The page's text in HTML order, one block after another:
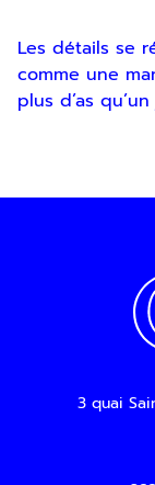
Les détails se
comme une
plus d’as
3 quai